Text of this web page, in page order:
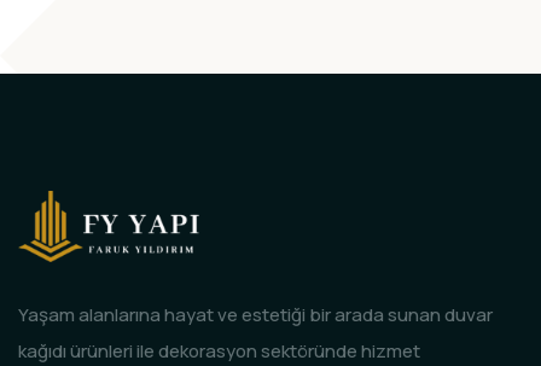
Yaşam alanlarına hayat ve estetiği bir arada sunan duvar
kağıdı ürünleri ile dekorasyon sektöründe hizmet